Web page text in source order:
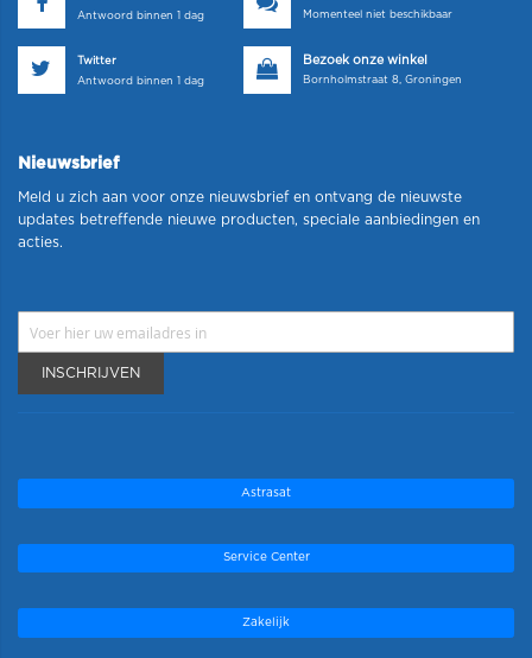
Antwoord binnen 1 dag
Momenteel niet beschikbaar
Twitter
Antwoord binnen 1 dag
Bezoek onze winkel
Bornholmstraat 8, Groningen
Nieuwsbrief
Meld u zich aan voor onze nieuwsbrief en ontvang de nieuwste
updates betreffende nieuwe producten, speciale aanbiedingen en
acties.
INSCHRIJVEN
Astrasat
Service Center
Zakelijk